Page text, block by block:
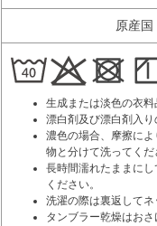
原産国
生成または淡色の衣料
漂白剤及び漂白剤入り
濃色の場合、摩擦に
物と分けて洗ってくだ
長時間濡れたままに
ください。
洗濯の際は裏返してネ
タンブラー乾燥はおさ